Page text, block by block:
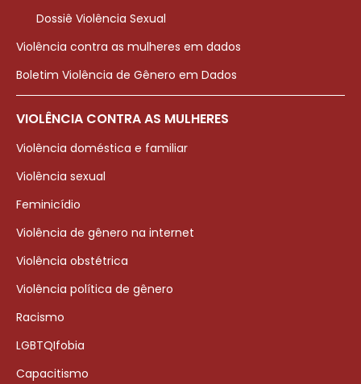
Dossiê Violência Sexual
Violência contra as mulheres em dados
Boletim Violência de Gênero em Dados
VIOLÊNCIA CONTRA AS MULHERES
Violência doméstica e familiar
Violência sexual
Feminicídio
Violência de gênero na internet
Violência obstétrica
Violência política de gênero
Racismo
LGBTQIfobia
Capacitismo